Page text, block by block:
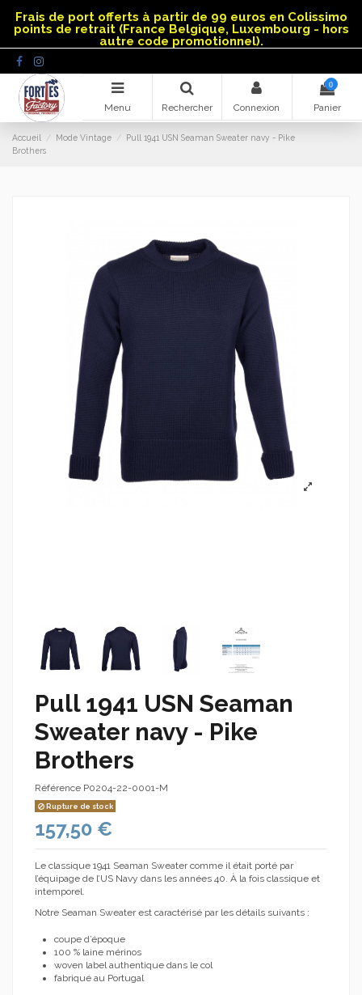
Frais de port offerts à partir de 99 euros en Colissimo
points de retrait (France Belgique, Luxembourg - hors
autre code promotionnel).
Menu Rechercher Connexion
0
Panier
Accueil Mode Vintage
Pull 1941 USN Seaman Sweater navy - Pike
Brothers
Pull 1941 USN Seaman
Sweater navy - Pike
Brothers
Référence P0204-22-0001-M
Rupture de stock
157,50 €
Le classique 1941 Seaman Sweater comme il était porté par
l’équipage de l’US Navy dans les années 40. À la fois classique et
intemporel.
Notre Seaman Sweater est caractérisé par les détails suivants :
coupe d’époque
100 % laine mérinos
woven label authentique dans le col
fabriqué au Portugal